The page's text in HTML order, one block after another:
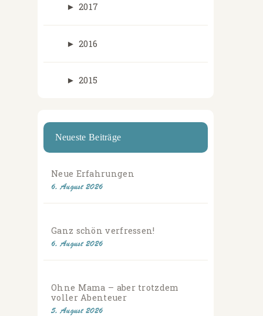
► 2017
► 2016
► 2015
Neueste Beiträge
Neue Erfahrungen
6. August 2026
Ganz schön verfressen!
6. August 2026
Ohne Mama – aber trotzdem
voller Abenteuer
5. August 2026